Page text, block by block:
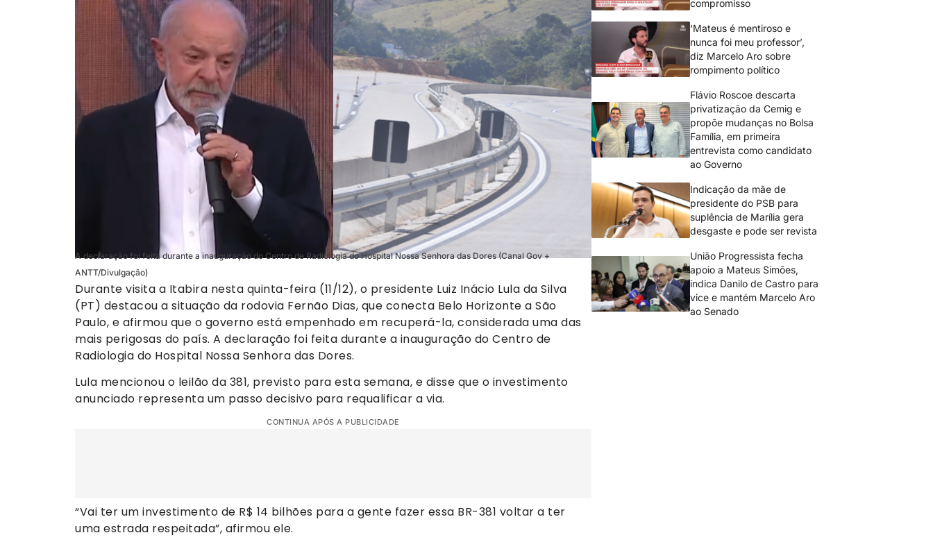
A declaração foi feita durante a inauguração do Centro de Radiologia do Hospital Nossa Senhora das Dores (Canal Gov +
ANTT/Divulgação)
Durante visita a Itabira nesta quinta-feira (11/12), o presidente Luiz Inácio Lula da Silva
(PT) destacou a situação da rodovia Fernão Dias, que conecta Belo Horizonte a São
Paulo, e afirmou que o governo está empenhado em recuperá-la, considerada uma das
mais perigosas do país. A declaração foi feita durante a inauguração do Centro de
Radiologia do Hospital Nossa Senhora das Dores.
Lula mencionou o leilão da 381, previsto para esta semana, e disse que o investimento
anunciado representa um passo decisivo para requalificar a via.
CONTINUA APÓS A PUBLICIDADE
“Vai ter um investimento de R$ 14 bilhões para a gente fazer essa BR-381 voltar a ter
uma estrada respeitada”, afirmou ele.
compromisso
‘Mateus é mentiroso e
nunca foi meu professor’,
diz Marcelo Aro sobre
rompimento político
Flávio Roscoe descarta
privatização da Cemig e
propõe mudanças no Bolsa
Família, em primeira
entrevista como candidato
ao Governo
Indicação da mãe de
presidente do PSB para
suplência de Marília gera
desgaste e pode ser revista
União Progressista fecha
apoio a Mateus Simões,
indica Danilo de Castro para
vice e mantém Marcelo Aro
ao Senado